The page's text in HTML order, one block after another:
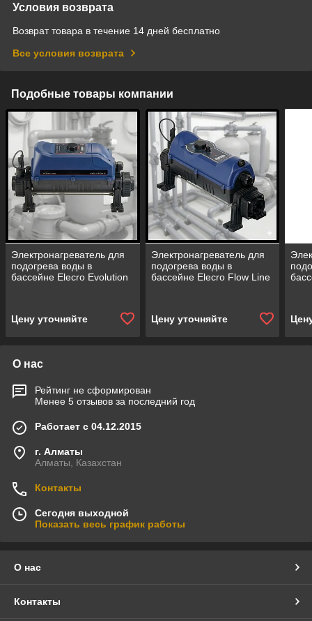
Условия возврата
Возврат товара в течение 14 дней бесплатно
Все условия возврата
Подобные товары компании
Электронагреватель для
подогрева воды в
бассейне Elecro Evolution
Цену уточняйте
Электронагреватель для
подогрева воды в
бассейне Elecro Flow Line
Цену уточняйте
О нас
Рейтинг не сформирован
Менее 5 отзывов за последний год
Работает с 04.12.2015
г. Алматы
Алматы, Казахстан
Контакты
Сегодня выходной
Показать весь график работы
О нас
Контакты